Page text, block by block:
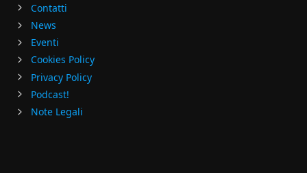
Contatti
News
Eventi
Cookies Policy
Privacy Policy
Podcast!
Note Legali